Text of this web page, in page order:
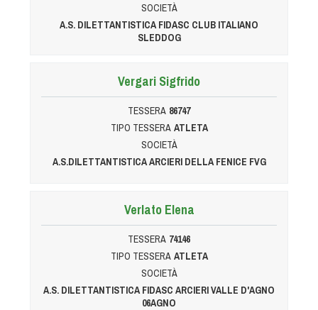
SOCIETÀ
A.S. DILETTANTISTICA FIDASC CLUB ITALIANO
SLEDDOG
Vergari Sigfrido
TESSERA 86747
TIPO TESSERA ATLETA
SOCIETÀ
A.S.DILETTANTISTICA ARCIERI DELLA FENICE FVG
Verlato Elena
TESSERA 74146
TIPO TESSERA ATLETA
SOCIETÀ
A.S. DILETTANTISTICA FIDASC ARCIERI VALLE D'AGNO
06AGNO